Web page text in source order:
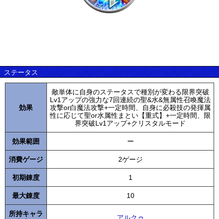
ステータス
効果
敵単体に自身のステータスで種別が変わる限界突破
Lv1アップの強力な7回連続の聖&水&無属性召喚魔法
攻撃or白魔法攻撃+一定時間、自身に必殺技の発揮属
性に応じて聖or水属性まとい【重式】+一定時間、限
界突破Lv1アップ+クリスタルモード
効果範囲 ー
消費ゲージ 2ゲージ
初期錬度 1
最大錬度 10
所持キャラ